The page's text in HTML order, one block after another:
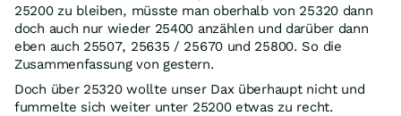
25200 zu bleiben, müsste man oberhalb von 25320 dann
doch auch nur wieder 25400 anzählen und darüber dann
eben auch 25507, 25635 / 25670 und 25800. So die
Zusammenfassung von gestern.
Doch über 25320 wollte unser Dax überhaupt nicht und
fummelte sich weiter unter 25200 etwas zu recht.